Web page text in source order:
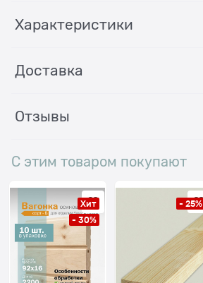
Характеристики
Доставка
Отзывы
С этим товаром покупают
Хит
- 30%
- 25%